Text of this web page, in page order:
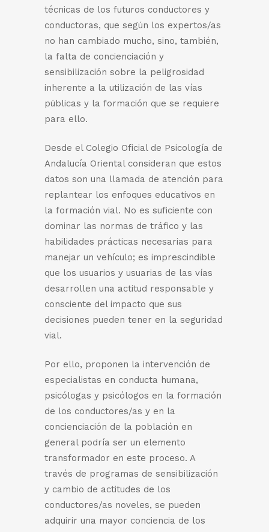
técnicas de los futuros conductores y
conductoras, que según los expertos/as
no han cambiado mucho, sino, también,
la falta de concienciación y
sensibilización sobre la peligrosidad
inherente a la utilización de las vías
públicas y la formación que se requiere
para ello.
Desde el Colegio Oficial de Psicología de
Andalucía Oriental consideran que estos
datos son una llamada de atención para
replantear los enfoques educativos en
la formación vial. No es suficiente con
dominar las normas de tráfico y las
habilidades prácticas necesarias para
manejar un vehículo; es imprescindible
que los usuarios y usuarias de las vías
desarrollen una actitud responsable y
consciente del impacto que sus
decisiones pueden tener en la seguridad
vial.
Por ello, proponen la intervención de
especialistas en conducta humana,
psicólogas y psicólogos en la formación
de los conductores/as y en la
concienciación de la población en
general podría ser un elemento
transformador en este proceso. A
través de programas de sensibilización
y cambio de actitudes de los
conductores/as noveles, se pueden
adquirir una mayor conciencia de los